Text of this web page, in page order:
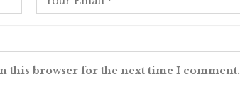
this browser for the next time I comment.